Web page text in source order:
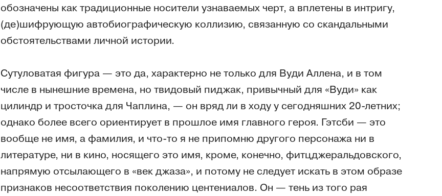
обозначены как традиционные носители узнаваемых черт, а вплетены в интригу,
(де)шифрующую автобиографическую коллизию, связанную со скандальными
обстоятельствами личной истории.
Сутуловатая фигура — это да, характерно не только для Вуди Аллена, и в том
числе в нынешние времена, но твидовый пиджак, привычный для «Вуди» как
цилиндр и тросточка для Чаплина, — он вряд ли в ходу у сегодняшних 20-летних;
однако более всего ориентирует в прошлое имя главного героя. Гэтсби — это
вообще не имя, а фамилия, и что-то я не припомню другого персонажа ни в
литературе, ни в кино, носящего это имя, кроме, конечно, фитцджеральдовского,
напрямую отсылающего в «век джаза», и потому не следует искать в этом образе
признаков несоответствия поколению центениалов. Он — тень из того рая